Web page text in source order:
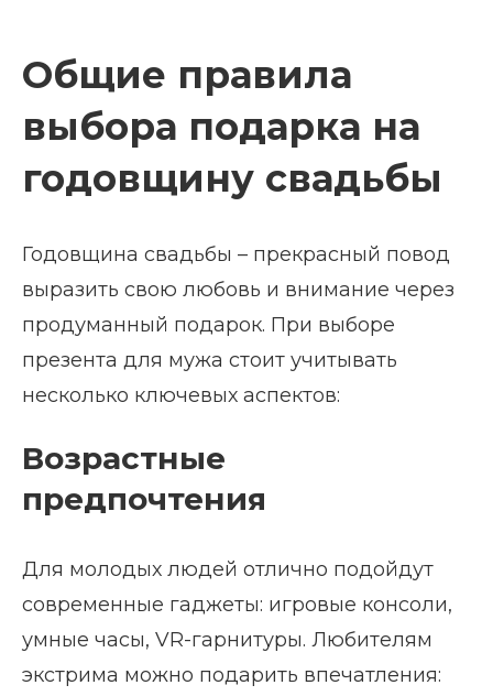
Общие правила
выбора подарка на
годовщину свадьбы
Годовщина свадьбы – прекрасный повод
выразить свою любовь и внимание через
продуманный подарок. При выборе
презента для мужа стоит учитывать
несколько ключевых аспектов:
Возрастные
предпочтения
Для молодых людей отлично подойдут
современные гаджеты: игровые консоли,
умные часы, VR-гарнитуры. Любителям
экстрима можно подарить впечатления: